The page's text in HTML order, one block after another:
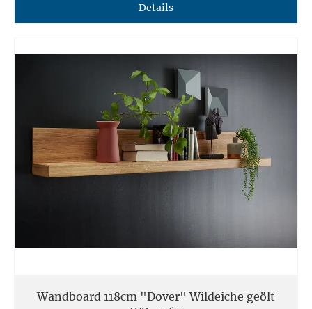
Details
Wandboard 118cm "Dover" Wildeiche geölt